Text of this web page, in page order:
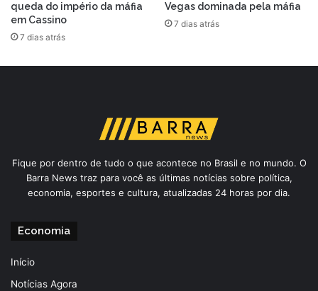
queda do império da máfia
em Cassino
7 dias atrás
Vegas dominada pela máfia
7 dias atrás
Fique por dentro de tudo o que acontece no Brasil e no mundo. O
Barra News traz para você as últimas notícias sobre política,
economia, esportes e cultura, atualizadas 24 horas por dia.
Economia
Início
Notícias Agora